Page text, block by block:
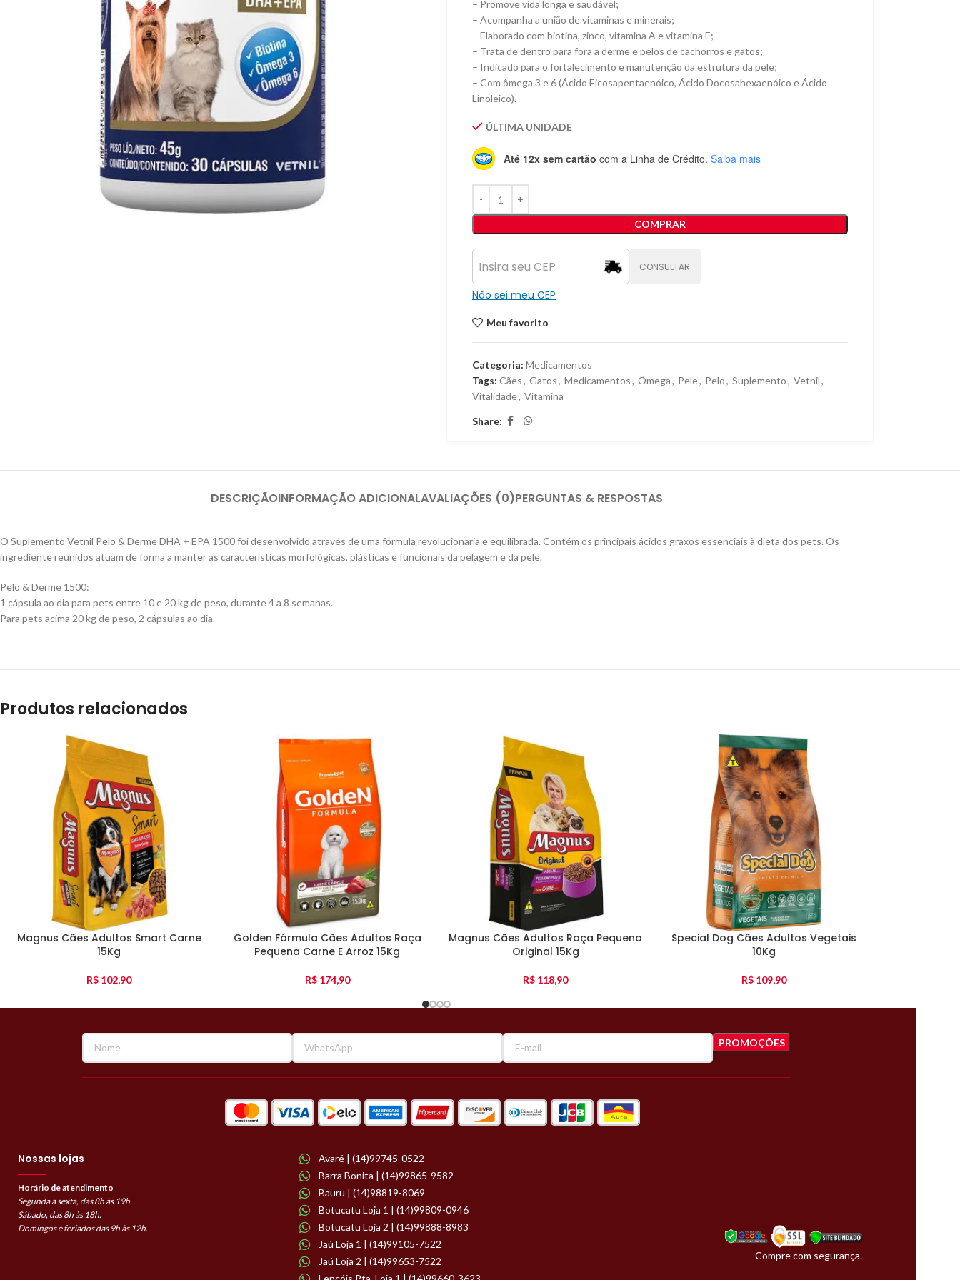
– Promove vida longa e saudável;
– Acompanha a união de vitaminas e minerais;
– Elaborado com biotina, zinco, vitamina A e vitamina E;
– Trata de dentro para fora a derme e pelos de cachorros e gatos;
– Indicado para o fortalecimento e manutenção da estrutura da pele;
– Com ômega 3 e 6 (Ácido Eicosapentaenóico, Ácido Docosahexaenóico e Ácido
Linoleico).
ÚLTIMA UNIDADE
Até 12x sem cartão com a Linha de Crédito. Saiba mais
COMPRAR
CONSULTAR
Não sei meu CEP
Meu favorito
Categoria: Medicamentos
Tags: Cães, Gatos, Medicamentos, Ômega, Pele, Pelo, Suplemento, Vetnil,
Vitalidade, Vitamina
Share:
DESCRIÇÃOINFORMAÇÃO ADICIONALAVALIAÇÕES (0)PERGUNTAS & RESPOSTAS
O Suplemento Vetnil Pelo & Derme DHA + EPA 1500 foi desenvolvido através de uma fórmula revolucionaria e equilibrada. Contém os principais ácidos graxos essenciais à dieta dos pets. Os
ingrediente reunidos atuam de forma a manter as características morfológicas, plásticas e funcionais da pelagem e da pele.
Pelo & Derme 1500:
1 cápsula ao dia para pets entre 10 e 20 kg de peso, durante 4 a 8 semanas.
Para pets acima 20 kg de peso, 2 cápsulas ao dia.
Produtos relacionados
Magnus Cães Adultos Smart Carne
15Kg
R$ 102,90
Golden Fórmula Cães Adultos Raça
Pequena Carne E Arroz 15Kg
R$174,90
Magnus Cães Adultos Raça Pequena
Original 15Kg
R$ 118,90
Special Dog Cães Adultos Vegetais
10Kg
R$109,90
Nossas lojas
Horário de atendimento
Segunda a sexta, das 8h às 19h.
Sábado, das 8h às 18h.
Domingos e feriados das 9h às 12h.
Avaré | (14)99745-0522
Barra Bonita | (14)99865-9582
Bauru | (14)98819-8069
Botucatu Loja 1 | (14)99809-0946
Botucatu Loja 2 | (14)99888-8983
Jaú Loja 1 | (14)99105-7522
Jaú Loja 2 | (14)99653-7522
Compre com segurança.